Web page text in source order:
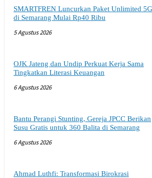
SMARTFREN Luncurkan Paket Unlimited 5G
di Semarang Mulai Rp40 Ribu
5 Agustus 2026
OJK Jateng dan Undip Perkuat Kerja Sama
Tingkatkan Literasi Keuangan
6 Agustus 2026
Bantu Perangi Stunting, Gereja JPCC Berikan
Susu Gratis untuk 360 Balita di Semarang
6 Agustus 2026
Ahmad Luthfi: Transformasi Birokrasi